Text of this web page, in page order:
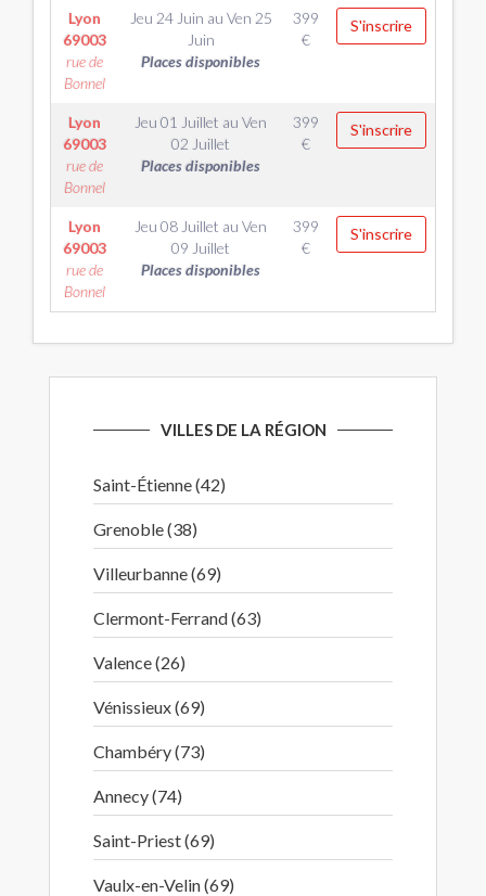
Lyon
69003
rue de
Bonnel
Jeu 24 Juin au Ven 25
Juin
Places disponibles
399
€
S'inscrire
Lyon
69003
rue de
Bonnel
Jeu 01 Juillet au Ven
02 Juillet
Places disponibles
399
€
S'inscrire
Lyon
69003
rue de
Bonnel
Jeu 08 Juillet au Ven
09 Juillet
Places disponibles
399
€
S'inscrire
VILLES DE LA RÉGION
Saint-Étienne (42)
Grenoble (38)
Villeurbanne (69)
Clermont-Ferrand (63)
Valence (26)
Vénissieux (69)
Chambéry (73)
Annecy (74)
Saint-Priest (69)
Vaulx-en-Velin (69)